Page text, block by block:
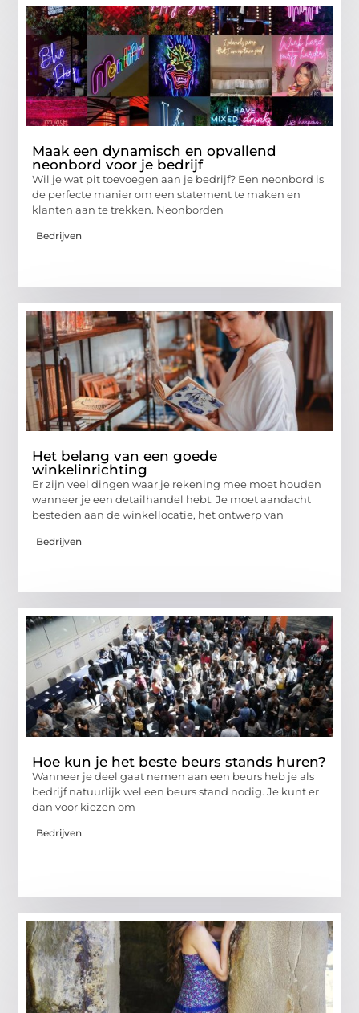
Maak een dynamisch en opvallend
neonbord voor je bedrijf
Wil je wat pit toevoegen aan je bedrijf? Een neonbord is
de perfecte manier om een statement te maken en
klanten aan te trekken. Neonborden
Bedrijven
Het belang van een goede
winkelinrichting
Er zijn veel dingen waar je rekening mee moet houden
wanneer je een detailhandel hebt. Je moet aandacht
besteden aan de winkellocatie, het ontwerp van
Bedrijven
Hoe kun je het beste beurs stands huren?
Wanneer je deel gaat nemen aan een beurs heb je als
bedrijf natuurlijk wel een beurs stand nodig. Je kunt er
dan voor kiezen om
Bedrijven